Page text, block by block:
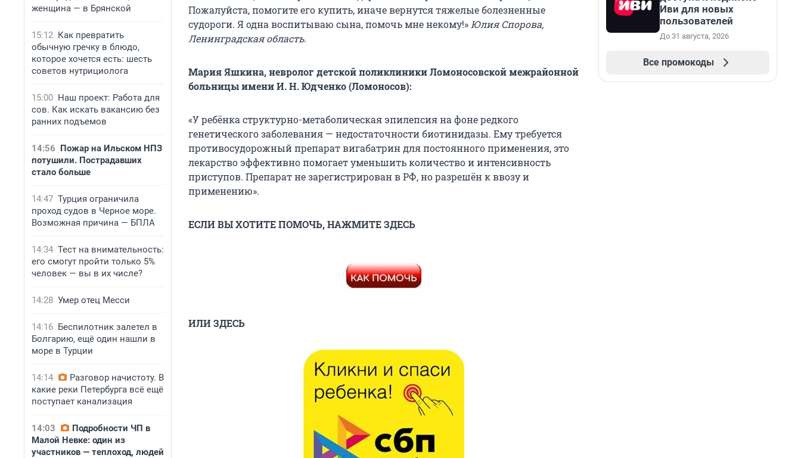
женщина — в Брянской
15:12 Как превратить
обычную гречку в блюдо,
которое хочется есть: шесть
советов нутрициолога
15:00 Наш проект: Работа для
сов. Как искать вакансию без
ранних подъемов
14:56 Пожар на Ильском НПЗ
потушили. Пострадавших
стало больше
14:47 Турция ограничила
проход судов в Черное море.
Возможная причина — БПЛА
14:34 Тест на внимательность:
его смогут пройти только 5%
человек — вы в их числе?
14:28 Умер отец Месси
14:16 Беспилотник залетел в
Болгарию, ещё один нашли в
море в Турции
14:14
Разговор начистоту. В
какие реки Петербурга всё ещё
поступает канализация
14:03
Подробности ЧП в
Малой Невке: один из
участников — теплоход, людей
Пожалуйста, помогите его купить, иначе вернутся тяжелые болезненные
судороги. Я одна воспитываю сына, помочь мне некому!» Юлия Спорова,
Ленинградская область.
Мария Яшкина, невролог детской поликлиники Ломоносовской межрайонной
больницы имени И. Н. Юдченко (Ломоносов):
«У ребёнка структурно-метаболическая эпилепсия на фоне редкого
генетического заболевания — недостаточности биотинидазы. Ему требуется
противосудорожный препарат вигабатрин для постоянного применения, это
лекарство эффективно помогает уменьшить количество и интенсивность
приступов. Препарат не зарегистрирован в РФ, но разрешён к ввозу и
применению».
ЕСЛИ ВЫ ХОТИТЕ ПОМОЧЬ, НАЖМИТЕ ЗДЕСЬ
ИЛИ ЗДЕСЬ
Иви для новых
пользователей
До 31 августа, 2026
Все промокоды